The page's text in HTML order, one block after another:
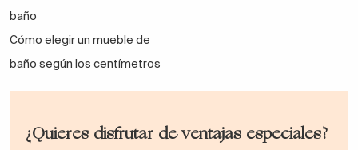
baño
Cómo elegir un mueble de
baño según los centímetros
¿Quieres disfrutar de ventajas especiales?